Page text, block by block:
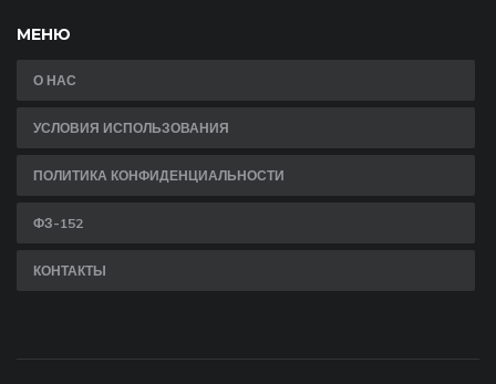
МЕНЮ
О НАС
УСЛОВИЯ ИСПОЛЬЗОВАНИЯ
ПОЛИТИКА КОНФИДЕНЦИАЛЬНОСТИ
ФЗ-152
КОНТАКТЫ